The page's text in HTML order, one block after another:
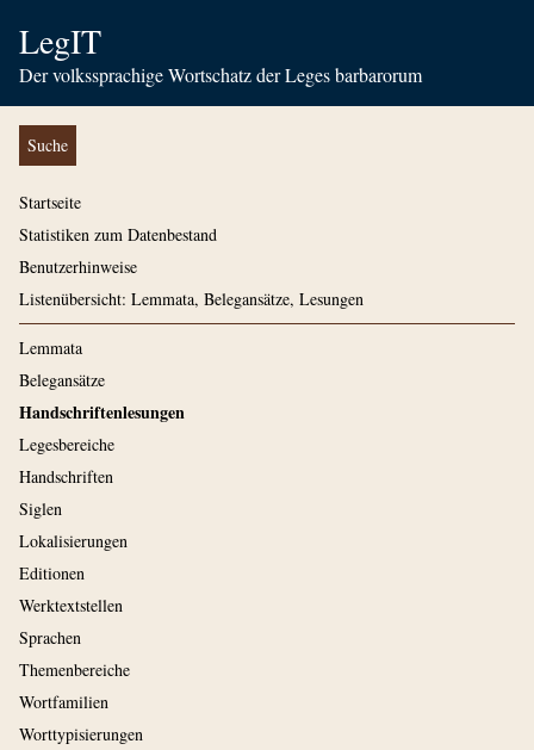
LegIT
Der volkssprachige Wortschatz der Leges barbarorum
Suche
Startseite
Statistiken zum Datenbestand
Benutzerhinweise
Listenübersicht: Lemmata, Belegansätze, Lesungen
Lemmata
Belegansätze
Handschriftenlesungen
Legesbereiche
Handschriften
Siglen
Lokalisierungen
Editionen
Werktextstellen
Sprachen
Themenbereiche
Wortfamilien
Worttypisierungen